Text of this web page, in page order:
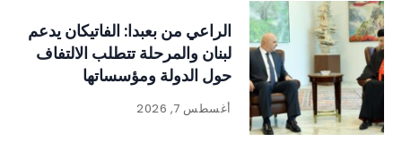
الراعي من بعبدا: الفاتيكان يدعم
لبنان والمرحلة تتطلب الالتفاف
حول الدولة ومؤسساتها
أغسطس 7, 2026